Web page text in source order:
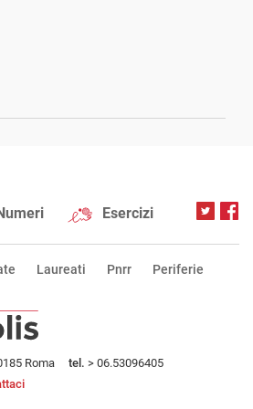
Esercizi
Laureati Pnrr Periferie
Roma tel. > 06.53096405